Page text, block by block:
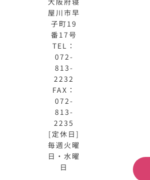
屋川市早
子町19
番17号
TEL：
072-
813-
2232
FAX：
072-
813-
2235
[定休日]
毎週火曜
日・水曜
日